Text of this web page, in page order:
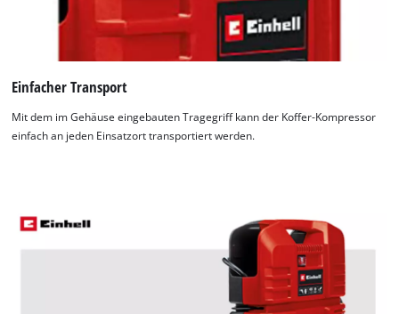
Einfacher Transport
Mit dem im Gehäuse eingebauten Tragegriff kann der Koffer-Kompressor
einfach an jeden Einsatzort transportiert werden.